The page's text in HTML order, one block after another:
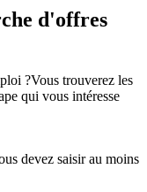
d'offres
?Vous trouverez les
qui vous intéresse
devez saisir au moins